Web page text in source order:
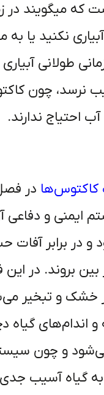
میگویند در
نکنید یا به
طولانی آبیاری را
چون
ندارند.
در فصل
و دفاعی
برابر آفات
در این
و تبخیر
گیاه دچار
و چون سیستم
آسیب جدی